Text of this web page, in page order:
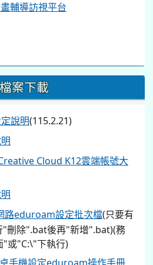
輔導訪視平台
檔案下載
說明(115.2.21)
Cloud K12雲端帳號大
路eduroam設定批次檔(只要有
"刪除".bat後再"新增".bat)(務
"或"C:\"下執行)